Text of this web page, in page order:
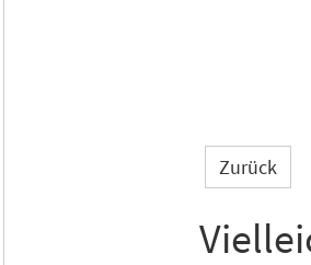
Zurück